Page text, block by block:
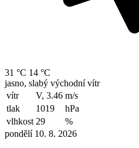
31 °C 14 °C
jasno, slabý východní vítr
vítr
V, 3.46 m/s
tlak
1019
hPa
vlhkost 29
%
pondělí 10. 8. 2026